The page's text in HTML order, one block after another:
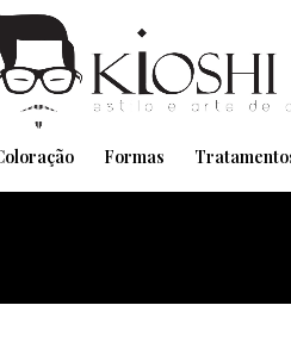
Formas
Pensando em transformar
Agende pelo